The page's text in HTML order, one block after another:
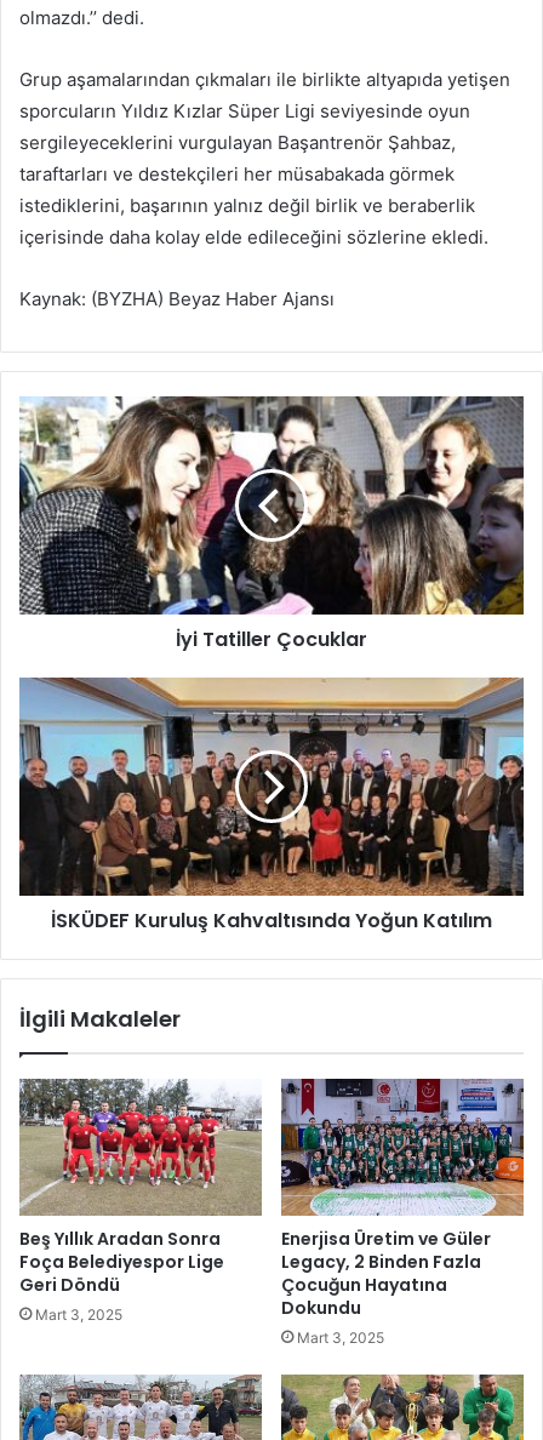
olmazdı.’’ dedi.
Grup aşamalarından çıkmaları ile birlikte altyapıda yetişen
sporcuların Yıldız Kızlar Süper Ligi seviyesinde oyun
sergileyeceklerini vurgulayan Başantrenör Şahbaz,
taraftarları ve destekçileri her müsabakada görmek
istediklerini, başarının yalnız değil birlik ve beraberlik
içerisinde daha kolay elde edileceğini sözlerine ekledi.
Kaynak: (BYZHA) Beyaz Haber Ajansı
İ
y
i
T
a
t
i
l
l
o
c
u
a
İyi Tatiller Çocuklar
S
K
Ü
F
u
h
v
l
t
s
ı
d
Y
o
ğ
İSKÜDEF Kuruluş Kahvaltısında Yoğun Katılım
İlgili Makaleler
Beş Yıllık Aradan Sonra
Foça Belediyespor Lige
Geri Döndü
Mart 3, 2025
Enerjisa Üretim ve Güler
Legacy, 2 Binden Fazla
Çocuğun Hayatına
Dokundu
Mart 3, 2025